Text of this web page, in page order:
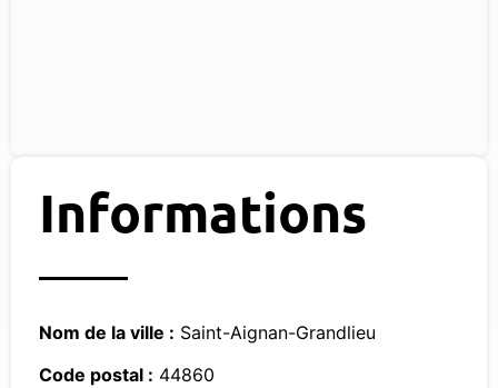
Informations
Nom de la ville : Saint-Aignan-Grandlieu
Code postal : 44860